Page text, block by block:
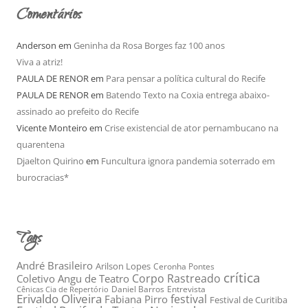
Comentários
Anderson em Geninha da Rosa Borges faz 100 anos
Viva a atriz!
PAULA DE RENORem Para pensar a política cultural do Recife
PAULA DE RENORem Batendo Texto na Coxia entrega abaixo-
assinado ao prefeito do Recife
Vicente Monteiro em Crise existencial de ator pernambucano na
quarentena
Djaelton Quirino em Funcultura ignora pandemia soterrado em
burocracias*
Tags
André Brasileiro Arilson Lopes Ceronha Pontes
Coletivo Angu de Teatro Corpo Rastreado crítica
Cênicas Cia de Repertório Daniel Barros Entrevista
Erivaldo Oliveira Fabiana Pirro festival Festival de Curitiba